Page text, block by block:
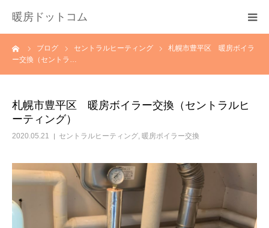
暖房ドットコム
ブログ セントラルヒーティング
札幌市豊平区 暖房ボイラ
ー交換（セントラ…
札幌市豊平区 暖房ボイラー交換（セントラルヒ
ーティング）
2020.05.21 セントラルヒーティング, 暖房ボイラー交換
選ばれる理由
その他サービス
会社概要
お問い合わせ